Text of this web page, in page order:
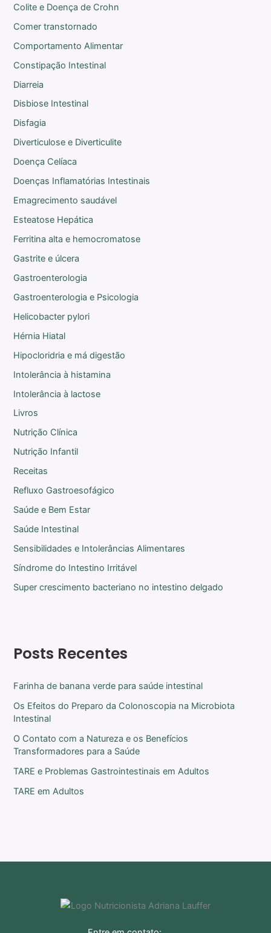
Colite e Doença de Crohn
Comer transtornado
Comportamento Alimentar
Constipação Intestinal
Diarreia
Disbiose Intestinal
Disfagia
Diverticulose e Diverticulite
Doença Celíaca
Doenças Inflamatórias Intestinais
Emagrecimento saudável
Esteatose Hepática
Ferritina alta e hemocromatose
Gastrite e úlcera
Gastroenterologia
Gastroenterologia e Psicologia
Helicobacter pylori
Hérnia Hiatal
Hipocloridria e má digestão
Intolerância à histamina
Intolerância à lactose
Livros
Nutrição Clínica
Nutrição Infantil
Receitas
Refluxo Gastroesofágico
Saúde e Bem Estar
Saúde Intestinal
Sensibilidades e Intolerâncias Alimentares
Síndrome do Intestino Irritável
Super crescimento bacteriano no intestino delgado
Posts Recentes
Farinha de banana verde para saúde intestinal
Os Efeitos do Preparo da Colonoscopia na Microbiota
Intestinal
O Contato com a Natureza e os Benefícios
Transformadores para a Saúde
TARE e Problemas Gastrointestinais em Adultos
TARE em Adultos